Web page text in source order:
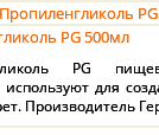
PG 500мл
PG
для
Производитель